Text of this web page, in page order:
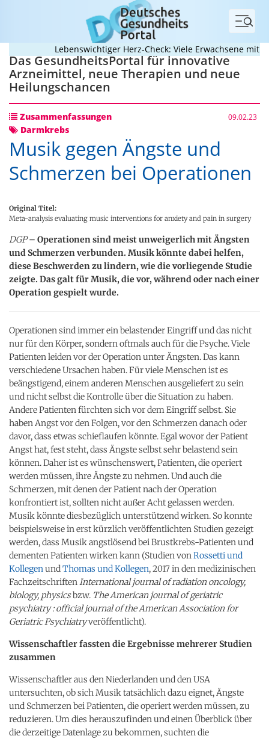
Menü
Lebenswichtiger Herz-Check: Viele Erwachsene mit
Das GesundheitsPortal für innovative
Arzneimittel, neue Therapien und neue
Heilungschancen
Zusammenfassungen 09.02.23
Darmkrebs
Musik gegen Ängste und
Schmerzen bei Operationen
Original Titel:
Meta-analysis evaluating music interventions for anxiety and pain in surgery
DGP– Operationen sind meist unweigerlich mit Ängsten
und Schmerzen verbunden. Musik könnte dabei helfen,
diese Beschwerden zu lindern, wie die vorliegende Studie
zeigte. Das galt für Musik, die vor, während oder nach einer
Operation gespielt wurde.
Operationen sind immer ein belastender Eingriff und das nicht
nur für den Körper, sondern oftmals auch für die Psyche. Viele
Patienten leiden vor der Operation unter Ängsten. Das kann
verschiedene Ursachen haben. Für viele Menschen ist es
beängstigend, einem anderen Menschen ausgeliefert zu sein
und nicht selbst die Kontrolle über die Situation zu haben.
Andere Patienten fürchten sich vor dem Eingriff selbst. Sie
haben Angst vor den Folgen, vor den Schmerzen danach oder
davor, dass etwas schieflaufen könnte. Egal wovor der Patient
Angst hat, fest steht, dass Ängste selbst sehr belastend sein
können. Daher ist es wünschenswert, Patienten, die operiert
werden müssen, ihre Ängste zu nehmen. Und auch die
Schmerzen, mit denen der Patient nach der Operation
konfrontiert ist, sollten nicht außer Acht gelassen werden.
Musik könnte diesbezüglich unterstützend wirken. So konnte
beispielsweise in erst kürzlich veröffentlichten Studien gezeigt
werden, dass Musik angstlösend bei Brustkrebs-Patienten und
dementen Patienten wirken kann (Studien vonRossetti und
KollegenundThomas und Kollegen, 2017 in den medizinischen
FachzeitschriftenInternational journal of radiation oncology,
biology, physicsbzw. The American journal of geriatric
psychiatry : official journal of the American Association for
Geriatric Psychiatryveröffentlicht).
Wissenschaftler fassten die Ergebnisse mehrerer Studien
zusammen
Wissenschaftler aus den Niederlanden und den USA
untersuchten, ob sich Musik tatsächlich dazu eignet, Ängste
und Schmerzen bei Patienten, die operiert werden müssen, zu
reduzieren. Um dies herauszufinden und einen Überblick über
die derzeitige Datenlage zu bekommen, suchten die